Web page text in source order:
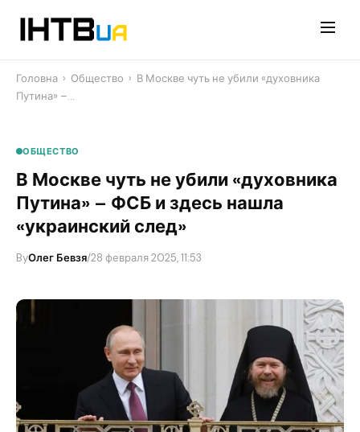
Головна › Общество › В Москве чуть не убили «духовника
Путина» –…
ОБЩЕСТВО
В Москве чуть не убили «духовника
Путина» – ФСБ и здесь нашла
«украинский след»
ByОлег Бевзя/28 февраля 2025, 11:53